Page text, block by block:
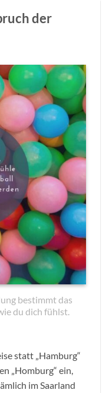
der
bestimmt das
du dich fühlst.
statt „Hamburg“
„Homburg“ ein,
im Saarland